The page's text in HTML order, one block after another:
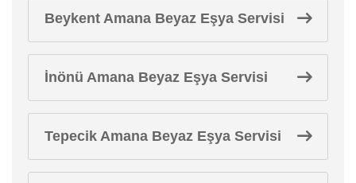
Beykent Amana Beyaz Eşya Servisi
İnönü Amana Beyaz Eşya Servisi
Tepecik Amana Beyaz Eşya Servisi